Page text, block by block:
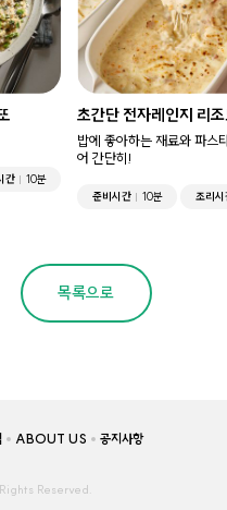
간 10분
초간단 전자레인지 리
밥에 좋아하는 재료와 파스
어 간단히!
준비시간 10분 조리시
목록으로
ABOUT US 공지사항
Reserved.